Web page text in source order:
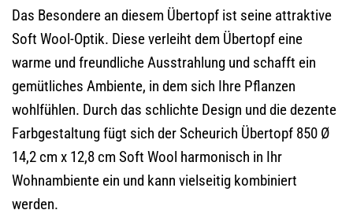
Das Besondere an diesem Übertopf ist seine attraktive
Soft Wool-Optik. Diese verleiht dem Übertopf eine
warme und freundliche Ausstrahlung und schafft ein
gemütliches Ambiente, in dem sich Ihre Pflanzen
wohlfühlen. Durch das schlichte Design und die dezente
Farbgestaltung fügt sich der Scheurich Übertopf 850 Ø
14,2 cm x 12,8 cm Soft Wool harmonisch in Ihr
Wohnambiente ein und kann vielseitig kombiniert
werden.